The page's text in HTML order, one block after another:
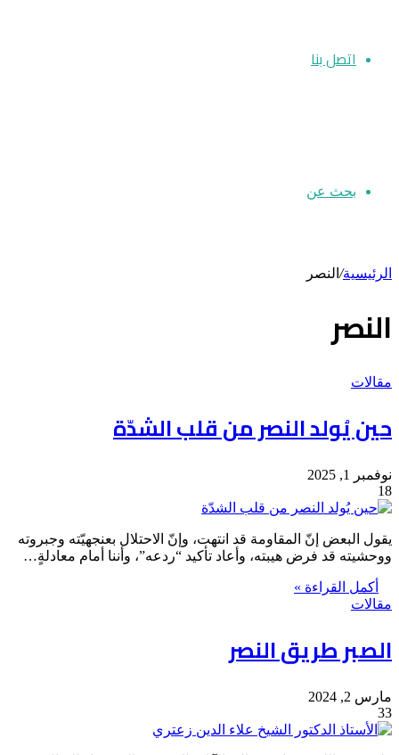
اتصل بنا
بحث عن
الرئيسية/ النصر
النصر
مقالات
حين يُولد النصر من قلب الشدّة
نوفمبر 1, 2025
18
يقول البعض إنّ المقاومة قد انتهت، وإنّ الاحتلال بعنجهيّته وجبروته
ووحشيته قد فرض هيبته، وأعاد تأكيد “ردعه”، وأننا أمام معادلةٍ…
أكمل القراءة »
مقالات
الصبر طريق النصر
مارس 2, 2024
33